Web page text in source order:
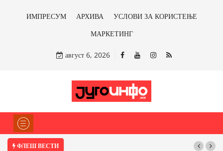
ИМПРЕСУМ АРХИВА
УСЛОВИ ЗА КОРИСТЕЊЕ
МАРКЕТИНГ
август 6, 2026
ФЛЕШ ВЕСТИ